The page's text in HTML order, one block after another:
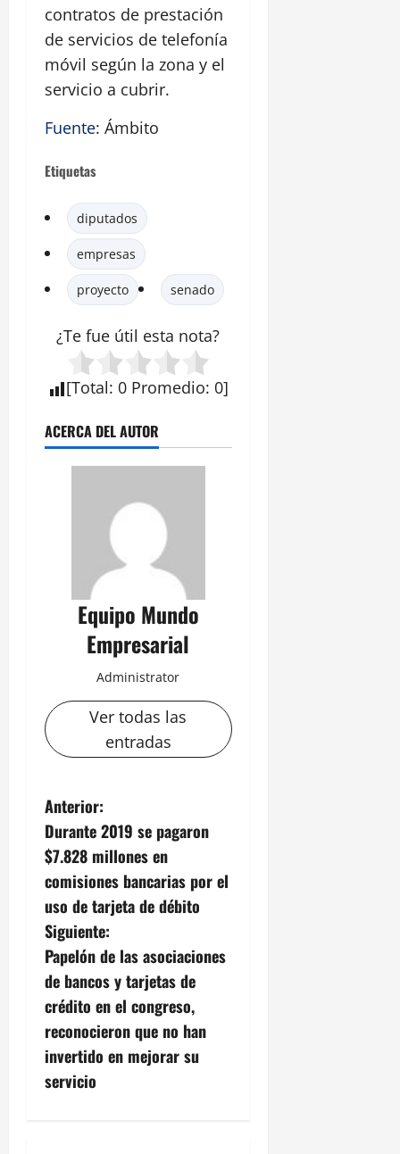
contratos de prestación
de servicios de telefonía
móvil según la zona y el
servicio a cubrir.
Fuente: Ámbito
Etiquetas
diputados
empresas
proyecto senado
¿Te fue útil esta nota?
[Total: 0 Promedio: 0]
ACERCA DEL AUTOR
Equipo Mundo
Empresarial
Administrator
Ver todas las
entradas
N
a
v
e
g
a
c
i
Anterior:
Durante 2019 se pagaron
$7.828 millones en
comisiones bancarias por el
uso de tarjeta de débito
Siguiente:
Papelón de las asociaciones
de bancos y tarjetas de
crédito en el congreso,
reconocieron que no han
invertido en mejorar su
servicio